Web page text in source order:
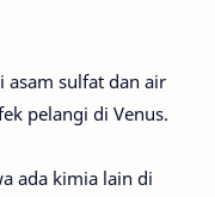
asam sulfat dan air
pelangi di Venus.
ada kimia lain di